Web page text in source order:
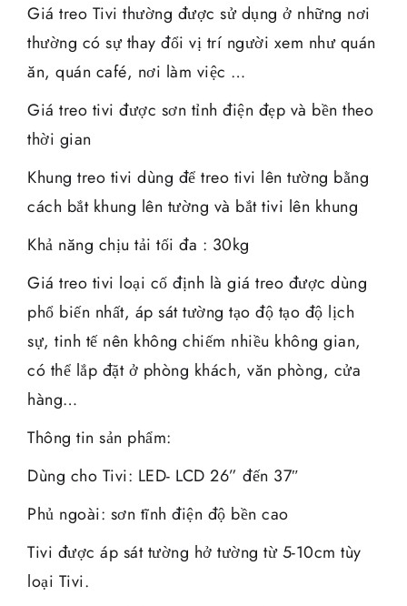
Giá treo Tivi thường được sử dụng ở những nơi
thường có sự thay đổi vị trí người xem như quán
ăn, quán café, nơi làm việc …
Giá treo tivi được sơn tỉnh điện đẹp và bền theo
thời gian
Khung treo tivi dùng để treo tivi lên tường bằng
cách bắt khung lên tường và bắt tivi lên khung
Khả năng chịu tải tối đa : 30kg
Giá treo tivi loại cố định là giá treo được dùng
phổ biến nhất, áp sát tường tạo độ tạo độ lịch
sự, tinh tế nên không chiếm nhiều không gian,
có thể lắp đặt ở phòng khách, văn phòng, cửa
hàng…
Thông tin sản phẩm:
Dùng cho Tivi: LED- LCD 26” đến 37″
Phủ ngoài: sơn tĩnh điện độ bền cao
Tivi được áp sát tường hở tường từ 5-10cm tùy
loại Tivi.